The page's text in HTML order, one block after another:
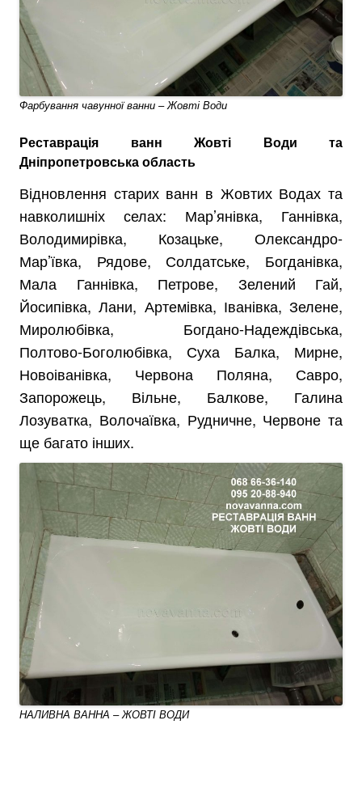
Фарбування чавунної ванни – Жовті Води
Реставрація ванн Жовті Води та
Дніпропетровська область
Відновлення старих ванн в Жовтих Водах та
навколишніх селах: Мар’янівка, Ганнівка,
Володимирівка, Козацьке, Олександро-
Мар’ївка, Рядове, Солдатське, Богданівка,
Мала Ганнівка, Петрове, Зелений Гай,
Йосипівка, Лани, Артемівка, Іванівка, Зелене,
Миролюбівка, Богдано-Надеждівська,
Полтово-Боголюбівка, Суха Балка, Мирне,
Новоіванівка, Червона Поляна, Савро,
Запорожець, Вільне, Балкове, Галина
Лозуватка, Волочаївка, Рудничне, Червоне та
ще багато інших.
НАЛИВНА ВАННА – ЖОВТІ ВОДИ